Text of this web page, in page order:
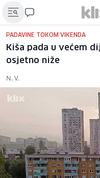
PADAVINE TOKOM VIKENDA
Kiša pada u većem
osjetno niže
N. V.